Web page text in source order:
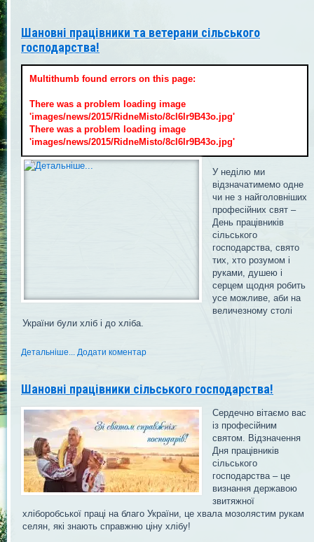
Шановні працівники та ветерани сільського
господарства!
Multithumb found errors on this page:
There was a problem loading image
'images/news/2015/RidneMisto/8cl6lr9B43o.jpg'
There was a problem loading image
'images/news/2015/RidneMisto/8cl6lr9B43o.jpg'
У неділю ми
відзначатимемо одне
чи не з найголовніших
професійних свят –
День працівників
сільського
господарства, свято
тих, хто розумом і
руками, душею і
серцем щодня робить
усе можливе, аби на
величезному столі
України були хліб і до хліба.
Детальніше... Додати коментар
Шановні працівники сільського господарства!
Сердечно вітаємо вас
із професійним
святом. Відзначення
Дня працівників
сільського
господарства – це
визнання державою
звитяжної
хліборобської праці на благо України, це хвала мозолястим рукам
селян, які знають справжню ціну хлібу!